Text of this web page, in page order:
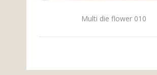
Multi die flower 010